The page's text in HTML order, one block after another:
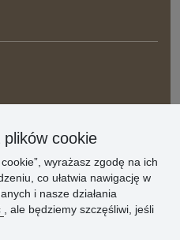
osobowych
plików cookie
wyrażasz zgodę na ich
co ułatwia nawigację w
i nasze działania
, ale będziemy szczęśliwi, jeśli